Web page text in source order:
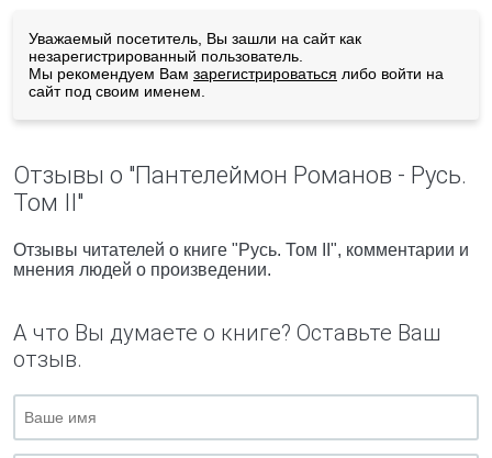
Уважаемый посетитель, Вы зашли на сайт как
незарегистрированный пользователь.
Мы рекомендуем Вам зарегистрироваться либо войти на
сайт под своим именем.
Отзывы о "Пантелеймон Романов - Русь.
Том II"
Отзывы читателей о книге "Русь. Том II", комментарии и
мнения людей о произведении.
А что Вы думаете о книге? Оставьте Ваш
отзыв.